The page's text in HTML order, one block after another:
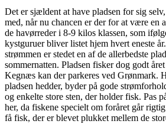
Det er sjældent at have pladsen for sig
med, når nu chancen er der for at være en
de havørreder i 8-9 kilos klassen, som
kystguruerbliver listet hjem hvert eneste
strømmen er stedet en af de allerbedste
sommernatten. Pladsen fisker dog godt
Kegnæs kan der parkeres ved Grønmark.
pladsen hedder, byder på gode
og enkelte store sten, der holder fisk. Pas
her, da fiskene specielt om foråret går rigtig
få fisk, der er blevet plukket mellem de